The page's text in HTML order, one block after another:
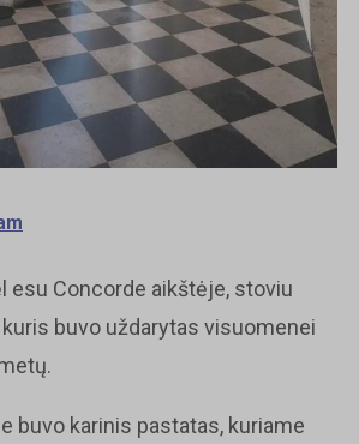
esu Concorde aikštėje, stoviu
buvo uždarytas visuomenei
buvo karinis pastatas, kuriame